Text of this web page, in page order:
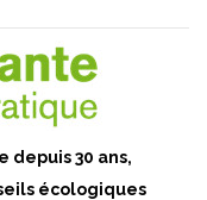
30 ans,
écologiques